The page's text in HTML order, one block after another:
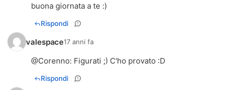
buona giornata a te :)
Rispondi
valespace17 anni fa
@Corenno: Figurati ;) C'ho provato :D
Rispondi